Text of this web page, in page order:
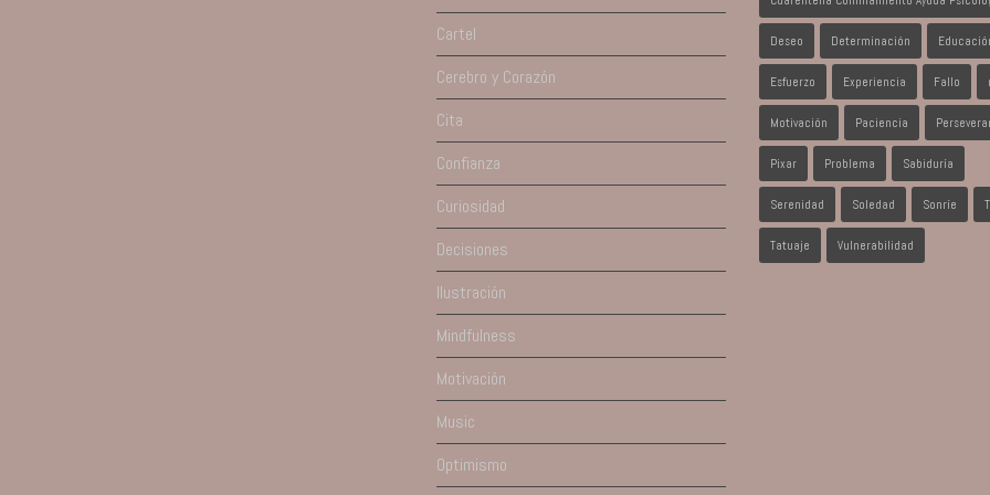
Cartel
Cerebro y Corazón
Cita
Confianza
Curiosidad
Decisiones
Ilustración
Mindfulness
Motivación
Music
Optimismo
Deseo Determinación
Esfuerzo Experiencia Fallo
Motivación Paciencia
Pixar Problema Sabiduría
Serenidad Soledad Sonríe
Tatuaje Vulnerabilidad